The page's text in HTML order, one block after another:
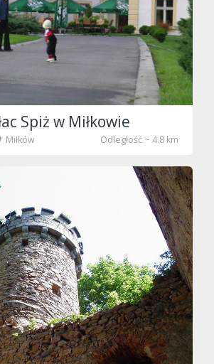
fot. Tenet
Spiż w Miłkowie
Miłków Odległość ~ 4.8 km
fot. Tenet